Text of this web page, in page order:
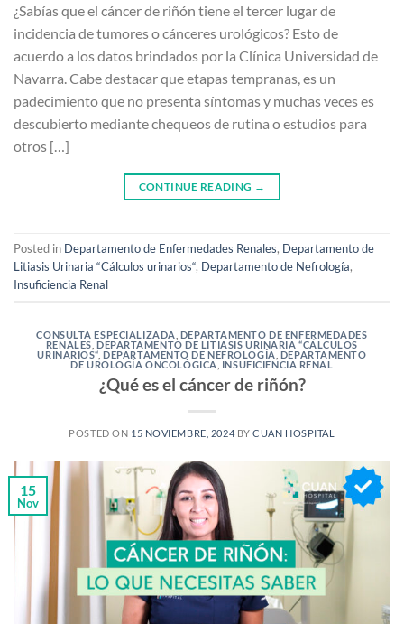
¿Sabías que el cáncer de riñón tiene el tercer lugar de
incidencia de tumores o cánceres urológicos? Esto de
acuerdo a los datos brindados por la Clínica Universidad de
Navarra. Cabe destacar que etapas tempranas, es un
padecimiento que no presenta síntomas y muchas veces es
descubierto mediante chequeos de rutina o estudios para
otros […]
CONTINUE READING →
Posted in Departamento de Enfermedades Renales, Departamento de
Litiasis Urinaria “Cálculos urinarios“, Departamento de Nefrología,
Insuficiencia Renal
CONSULTA ESPECIALIZADA DEPARTAMENTO DE ENFERMEDADES
RENALES DEPARTAMENTO DE LITIASIS URINARIA “CÁLCULOS
URINARIOS“ ,DEPARTAMENTO DE NEFROLOGÍA DEPARTAMENTO
DE UROLOGÍA ONCOLÓGICA INSUFICIENCIA RENAL
¿Qué es el cáncer de riñón?
POSTED ON 15 NOVIEMBRE, 2024 BYCUAN HOSPITAL
15
Nov